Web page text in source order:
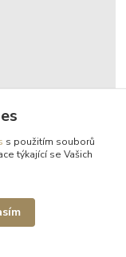
s použitím souborů
týkající se Vašich